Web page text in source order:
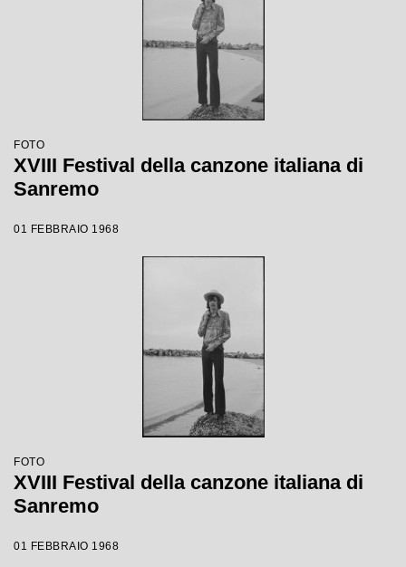
FOTO
XVIII Festival della canzone italiana di
Sanremo
01 FEBBRAIO 1968
FOTO
XVIII Festival della canzone italiana di
Sanremo
01 FEBBRAIO 1968